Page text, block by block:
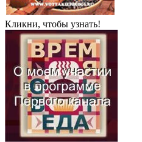
Кликни, чтобы узнать!